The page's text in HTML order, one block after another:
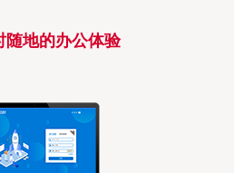
随地的办公体验